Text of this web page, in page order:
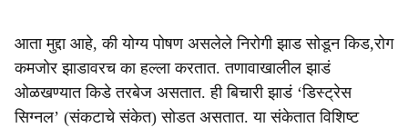
आता मुद्दा आहे, की योग्य पोषण असलेले निरोगी झाड सोडून किड,रोग
कमजोर झाडावरच का हल्ला करतात. तणावाखालील झाडं
ओळखण्यात किडे तरबेज असतात. ही बिचारी झाडं ‘डिस्ट्रेस
सिग्नल’ (संकटाचे संकेत) सोडत असतात. या संकेतात विशिष्ट